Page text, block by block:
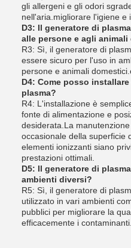
gli allergeni e gli odori
nell'aria.migliorare l'igiene e
D3: Il generatore di
alle persone e agli animali
R3: Sì, il generatore di
essere sicuro per l'uso in
persone e animali
D4: Come posso
plasma?
R4: L'installazione è
fonte di alimentazione e
desiderata.La
occasionale della superficie
elementi ionizzanti siano
prestazioni ottimali.
D5: Il generatore di
ambienti diversi?
R5: Sì, il generatore di
utilizzato in vari ambienti
pubblici per migliorare la
efficacemente i contaminanti.